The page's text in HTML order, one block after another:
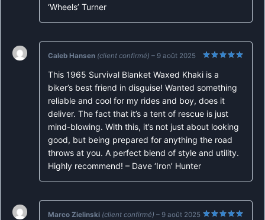
‘Wheels’ Turner
5
Caleb Hansen (client confirmé) – 9 août 2025
This 1965 Survival Blanket Waxed Khaki is a
biker’s best friend in disguise! Wanted something
reliable and cool for my rides and boy, does it
deliver. The fact that it’s a tent of rescue is just
mind-blowing. With this, it’s not just about looking
good, but being prepared for anything the road
throws at you. A perfect blend of style and utility.
Highly recommend! – Dave ‘Iron’ Hunter
Marco Zielinski (client confirmé) – 9 août 2025